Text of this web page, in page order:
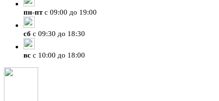
пн-птс 09:00 до 19:00
сб с 09:30 до 18:30
вс с 10:00 до 18:00